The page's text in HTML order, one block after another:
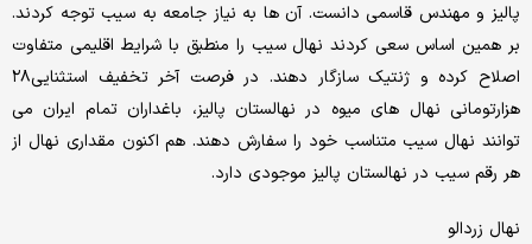
پالیز و مهندس قاسمی دانست. آن ها به نیاز جامعه به سیب توجه کردند.
بر همین اساس سعی کردند نهال سیب را منطبق با شرایط اقلیمی متفاوت
اصلاح کرده و ژنتیک سازگار دهند. در فرصت آخر تخفیف استثنایی۲۸
هزارتومانی نهال های میوه در نهالستان پالیز، باغداران تمام ایران می
توانند نهال سیب متناسب خود را سفارش دهند. هم اکنون مقداری نهال از
هر رقم سیب در نهالستان پالیز موجودی دارد.
نهال زردالو